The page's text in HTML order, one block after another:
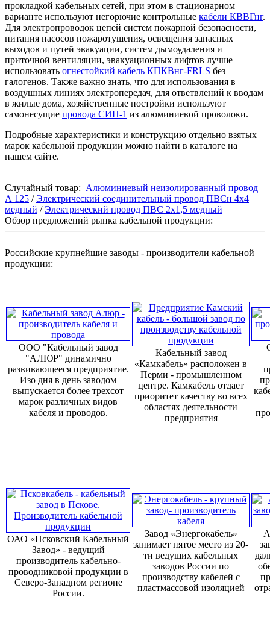
прокладкой кабельных сетей, при этом в стационарном
варианте используют негорючие контрольные кабели КВВГнг.
Для электропроводок цепей систем пожарной безопасности,
питания насосов пожаротушения, освещения запасных
выходов и путей эвакуации, систем дымоудаления и
приточной вентиляции, эвакуационных лифтов лучше
использовать огнестойкий кабель КПКВнг-FRLS без
галогенов. Также важно знать, что для использования в
воздушных линиях электропередач, для ответвлений к вводам
в жилые дома, хозяйственные постройки используют
самонесущие провода СИП-1 из алюминиевой проволоки.
Подробные характеристики и конструкцию отдельно взятых
марок кабельной продукции можно найти в каталоге на
нашем сайте.
Случайный товар: Алюминиевый неизолированный провод
А 125 /Электрический соединительный провод ПВСн 4x4
медный /Электрический провод ПВС 2x1,5 медный
Обзор предложений рынка кабельной продукции:
Российские крупнейшие заводы - производители кабельной
продукции:
ООО "Кабельный завод
"АЛЮР" динамично
развивающееся предприятие.
Изо дня в день заводом
выпускается более трехсот
марок различных видов
кабеля и проводов.
Кабельный завод
«Камкабель» расположен в
Перми - промышленном
центре. Камкабель отдает
приоритет качеству во всех
областях деятельности
предприятия
ОАО «Псковский Кабельный
Завод» - ведущий
производитель кабельно-
проводниковой продукции в
Северо-Западном регионе
России.
Завод «Энергокабель»
занимает пятое место из 20-
ти ведущих кабельных
заводов России по
производству кабелей с
пластмассовой изоляцией